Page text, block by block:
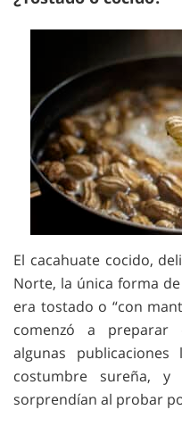
El cacahuate cocido,
Norte, la única forma
era tostado o “con
comenzó a preparar
algunas
costumbre sureña,
sorprendían al probar